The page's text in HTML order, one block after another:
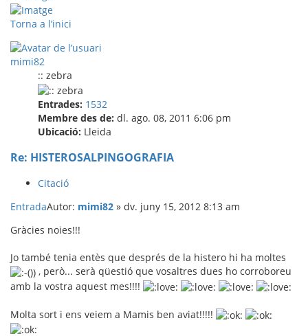
Torna a l’inici
mimi82
:: zebra
Entrades: 1532
Membre des de: dl. ago. 08, 2011 6:06 pm
Ubicació: Lleida
Re: HISTEROSALPINGOGRAFIA
Citació
EntradaAutor: mimi82 » dv. juny 15, 2012 8:13 am
Gràcies noies!!!
Jo també tenia entès que després de la histero hi ha moltes
, però... serà qüestió que vosaltres dues ho corroboreu
amb la vostra aquest mes!!!!
Molta sort i ens veiem a Mamis ben aviat!!!!!